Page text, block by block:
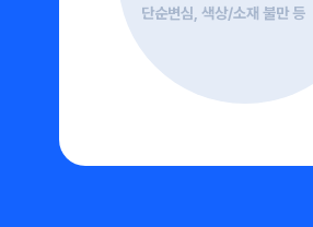
단순변심, 색상/소재 불만 등